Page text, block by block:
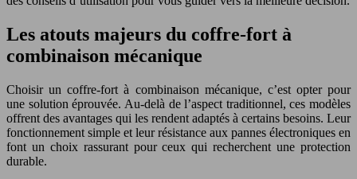
Les atouts majeurs du coffre-fort à
combinaison mécanique
Choisir un coffre-fort à combinaison mécanique, c’est opter pour
une solution éprouvée. Au-delà de l’aspect traditionnel, ces modèles
offrent des avantages qui les rendent adaptés à certains besoins. Leur
fonctionnement simple et leur résistance aux pannes électroniques en
font un choix rassurant pour ceux qui recherchent une protection
durable.